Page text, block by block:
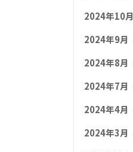
2024年10月
2024年9月
2024年8月
2024年7月
2024年4月
2024年3月